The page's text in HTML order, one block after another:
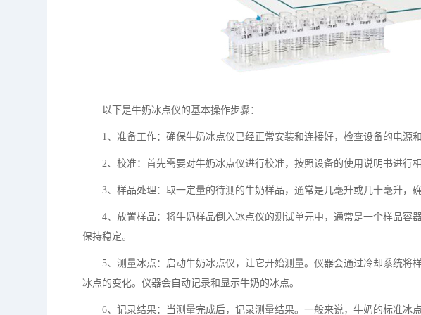
以下是牛奶冰点仪的基本操作步骤：
1、准备工作：确保牛奶冰点仪已经正常安装和连接好，检查设备的电源
2、校准：首先需要对牛奶冰点仪进行校准，按照设备的使用说明书进行
3、样品处理：取一定量的待测的牛奶样品，通常是几毫升或几十毫升，
4、放置样品：将牛奶样品倒入冰点仪的测试单元中，通常是一个样品容
保持稳定。
5、测量冰点：启动牛奶冰点仪，让它开始测量。仪器会通过冷却系统将
冰点的变化。仪器会自动记录和显示牛奶的冰点。
6、记录结果：当测量完成后，记录测量结果。一般来说，牛奶的标准冰